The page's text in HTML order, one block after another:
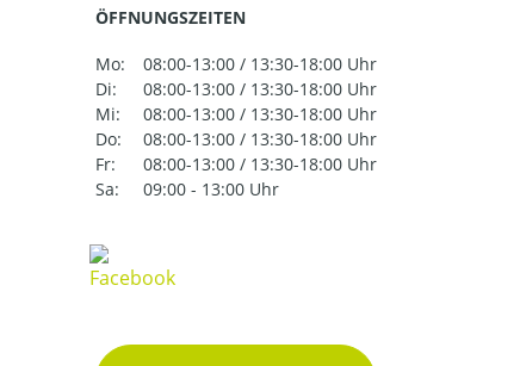
ÖFFNUNGSZEITEN
Mo:
08:00-13:00 / 13:30-18:00 Uhr
Di:
08:00-13:00 / 13:30-18:00 Uhr
Mi:
08:00-13:00 / 13:30-18:00 Uhr
Do:
08:00-13:00 / 13:30-18:00 Uhr
Fr:
08:00-13:00 / 13:30-18:00 Uhr
Sa:
09:00 - 13:00 Uhr